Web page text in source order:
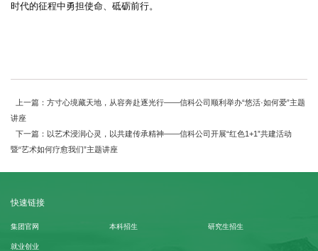
时代的征程中勇担使命、砥砺前行。
上一篇：方寸心境藏天地，从容奔赴逐光行——信科公司顺利举办“悠活·如何爱”主题
讲座
下一篇：以艺术浸润心灵，以共建传承精神——信科公司开展“红色1+1”共建活动
暨“艺术如何疗愈我们”主题讲座
快速链接
集团官网 本科招生 研究生招生
就业创业